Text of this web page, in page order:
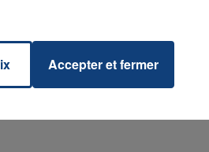
Accepter et fermer